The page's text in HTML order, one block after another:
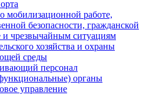
мобилизационной работе,
безопасности, гражданской
и чрезвычайным ситуациям
хозяйства и охраны
среды
персонал
органы
управление